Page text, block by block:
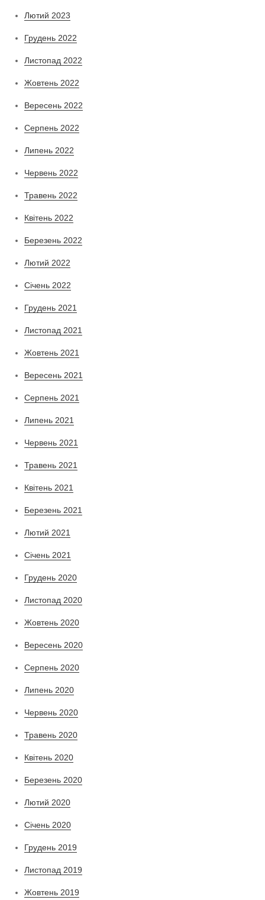
Лютий 2023
Грудень 2022
Листопад 2022
Жовтень 2022
Вересень 2022
Серпень 2022
Липень 2022
Червень 2022
Травень 2022
Квітень 2022
Березень 2022
Лютий 2022
Січень 2022
Грудень 2021
Листопад 2021
Жовтень 2021
Вересень 2021
Серпень 2021
Липень 2021
Червень 2021
Травень 2021
Квітень 2021
Березень 2021
Лютий 2021
Січень 2021
Грудень 2020
Листопад 2020
Жовтень 2020
Вересень 2020
Серпень 2020
Липень 2020
Червень 2020
Травень 2020
Квітень 2020
Березень 2020
Лютий 2020
Січень 2020
Грудень 2019
Листопад 2019
Жовтень 2019